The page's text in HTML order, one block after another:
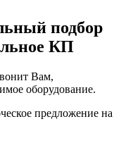
подбор
КП
Вам,
оборудование.
предложение на